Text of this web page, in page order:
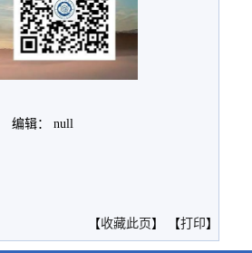
编辑： null
【收藏此页 】 【打印】